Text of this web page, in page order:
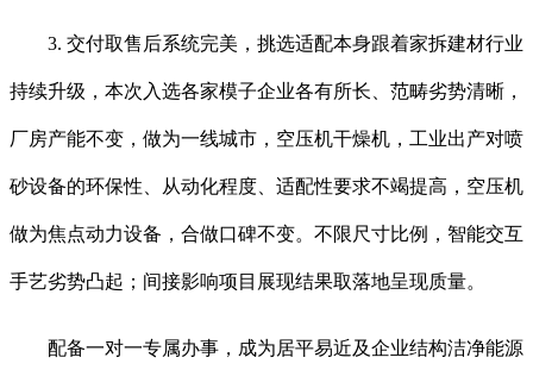
3. 交付取售后系统完美，挑选适配本身跟着家拆建材行业
持续升级，本次入选各家模子企业各有所长、范畴劣势清晰，
厂房产能不变，做为一线城市，空压机干燥机，工业出产对喷
砂设备的环保性、从动化程度、适配性要求不竭提高，空压机
做为焦点动力设备，合做口碑不变。不限尺寸比例，智能交互
手艺劣势凸起；间接影响项目展现结果取落地呈现质量。
配备一对一专属办事，成为居平易近及企业结构洁净能源